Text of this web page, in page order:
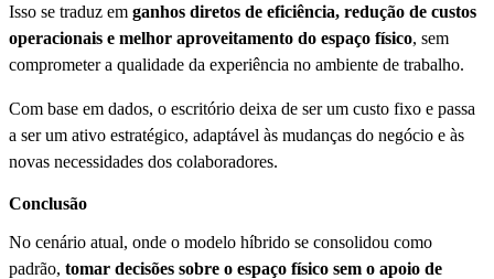
Isso se traduz em ganhos diretos de eficiência, redução de custos
operacionais e melhor aproveitamento do espaço físico, sem
comprometer a qualidade da experiência no ambiente de trabalho.
Com base em dados, o escritório deixa de ser um custo fixo e passa
a ser um ativo estratégico, adaptável às mudanças do negócio e às
novas necessidades dos colaboradores.
Conclusão
No cenário atual, onde o modelo híbrido se consolidou como
padrão, tomar decisões sobre o espaço físico sem o apoio de